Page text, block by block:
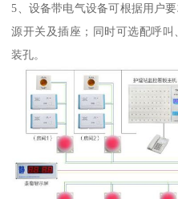
5、设备带电气设备可根据用户
源开关及插座；同时可选配呼
装孔。